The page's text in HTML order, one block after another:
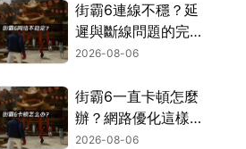
街霸6連線不穩？延
遲與斷線問題的完整
解決指南！
2026-08-06
街霸6一直卡頓怎麼
辦？網路優化這樣解
決！
2026-08-06